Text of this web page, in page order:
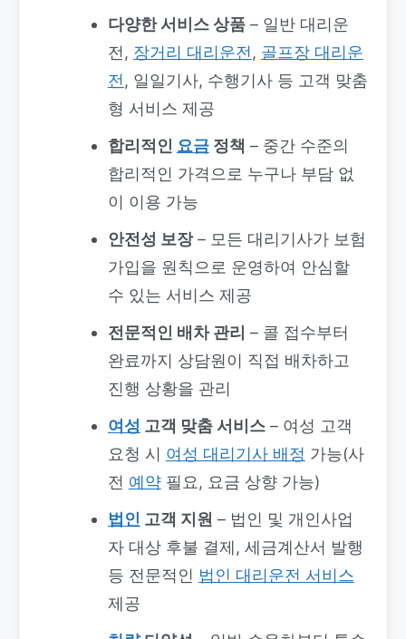
다양한 서비스 상품– 일반 대리운
전, 장거리 대리운전, 골프장 대리운
전, 일일기사, 수행기사 등 고객 맞춤
형 서비스 제공
합리적인 요금정책 – 중간 수준의
합리적인 가격으로 누구나 부담 없
이 이용 가능
안전성 보장– 모든 대리기사가 보험
가입을 원칙으로 운영하여 안심할
수 있는 서비스 제공
전문적인 배차 관리 – 콜 접수부터
완료까지 상담원이 직접 배차하고
진행 상황을 관리
여성 고객 맞춤 서비스– 여성 고객
요청 시 여성 대리기사 배정 가능(사
전 예약필요, 요금 상향 가능)
법인 고객 지원 – 법인 및 개인사업
자 대상 후불 결제, 세금계산서 발행
등 전문적인 법인 대리운전 서비스
제공